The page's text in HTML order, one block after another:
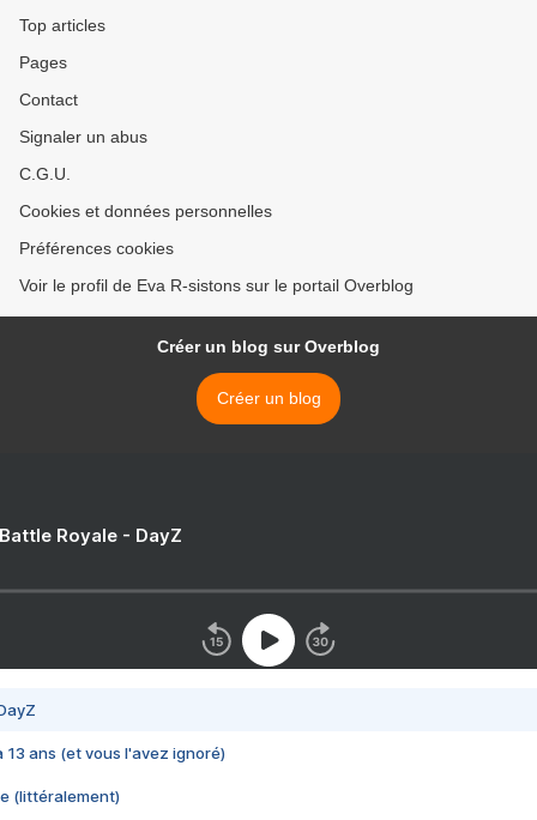
Top articles
Pages
Contact
Signaler un abus
C.G.U.
Cookies et données personnelles
Préférences cookies
Voir le profil de Eva R-sistons sur le portail Overblog
Créer un blog sur Overblog
Créer un blog
Royale - DayZ
13 ans (et vous l'avez ignoré)
(littéralement)